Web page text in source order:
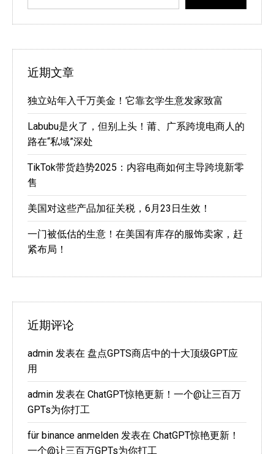
近期文章
独立站年入千万美金！它靠玄学生意发家致富
Labubu是火了，但别上头！莆、广系跨境电商人的
路在“私域”深处
TikTok带货趋势2025：内容电商如何主导跨境新零
售
美国对这些产品加征关税，6月23日生效！
一门被低估的生意！在美国有库存的服饰卖家，赶
紧布局！
近期评论
admin 发表在 盘点GPTS商店中的十大顶级GPT应
用
admin 发表在 ChatGPT惊艳更新！一个@让三百万
GPTs为你打工
für binance anmelden 发表在 ChatGPT惊艳更新！
一个@让三百万GPTs为你打工